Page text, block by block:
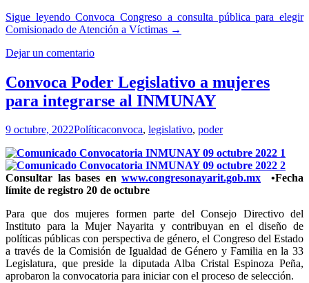
Sigue leyendoConvoca Congreso a consulta pública para elegir
Comisionado de Atención a Víctimas →
Dejar un comentario
Convoca Poder Legislativo a mujeres
para integrarse al INMUNAY
9 octubre, 2022Políticaconvoca, legislativo, poder
Consultar las bases en www.congresonayarit.gob.mx •Fecha
límite de registro 20 de octubre
Para que dos mujeres formen parte del Consejo Directivo del
Instituto para la Mujer Nayarita y contribuyan en el diseño de
políticas públicas con perspectiva de género, el Congreso del Estado
a través de la Comisión de Igualdad de Género y Familia en la 33
Legislatura, que preside la diputada Alba Cristal Espinoza Peña,
aprobaron la convocatoria para iniciar con el proceso de selección.